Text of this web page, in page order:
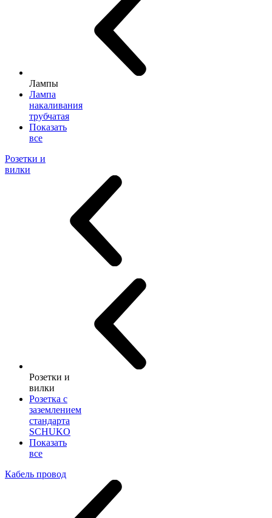
Лампы
Лампа
накаливания
трубчатая
Показать
все
Розетки и
вилки
Розетки и
вилки
Розетка с
заземлением
стандарта
SCHUKO
Показать
все
Кабель провод